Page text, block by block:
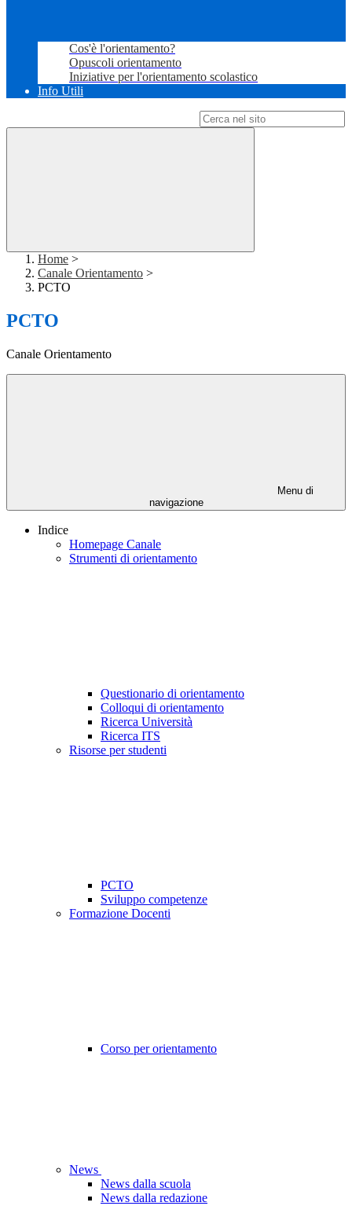
Cos'è l'orientamento?
Opuscoli orientamento
Iniziative per l'orientamento scolastico
Info Utili
Home >
Canale Orientamento >
PCTO
PCTO
Canale Orientamento
Menu di
navigazione
Indice
Homepage Canale
Strumenti di orientamento
Questionario di orientamento
Colloqui di orientamento
Ricerca Università
Ricerca ITS
Risorse per studenti
PCTO
Sviluppo competenze
Formazione Docenti
Corso per orientamento
News
News dalla scuola
News dalla redazione